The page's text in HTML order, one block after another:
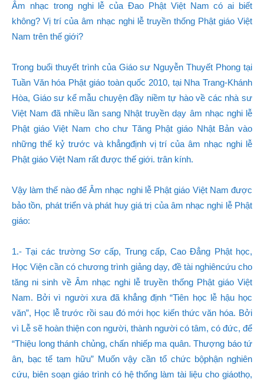
Âm nhạc trong nghi lễ của Đao Phật Việt Nam có ai biết
không? Vị trí của âm nhạc nghi lễ truyền thống Phật giáo Việt
Nam trên thế giới?
Trong buổi thuyết trình của Giáo sư Nguyễn Thuyết Phong tại
Tuần Văn hóa Phật giáo toàn quốc 2010, tại Nha Trang-Khánh
Hòa, Giáo sư kể mẫu chuyện đầy niềm tự hào về các nhà sư
Việt Nam đã nhiều lần sang Nhật truyền dạy âm nhạc nghi lễ
Phật giáo Việt Nam cho chư Tăng Phật giáo Nhật Bản vào
những thế kỷ trước và khẳngđịnh vị trí của âm nhạc nghi lễ
Phật giáo Việt Nam rất được thế giới. trân kính.
Vậy làm thế nào để Âm nhạc nghi lễ Phật giáo Việt Nam được
bảo tồn, phát triển và phát huy giá trị của âm nhạc nghi lễ Phật
giáo:
1.- Tại các trường Sơ cấp, Trung cấp, Cao Đẳng Phật học,
Học Viện cần có chương trình giảng dạy, đề tài nghiêncứu cho
tăng ni sinh về Âm nhạc nghi lễ truyền thống Phật giáo Việt
Nam. Bởi vì người xưa đã khẳng định “Tiên học lễ hậu học
văn”, Học lễ trước rồi sau đó mới học kiến thức văn hóa. Bởi
vì Lễ sẽ hoàn thiện con người, thành người có tâm, có đức, để
“Thiệu long thánh chủng, chấn nhiếp ma quân. Thượng báo tứ
ân, bạc tế tam hữu” Muốn vậy cần tổ chức bộphận nghiên
cứu, biên soạn giáo trình có hệ thống làm tài liệu cho giáothọ,